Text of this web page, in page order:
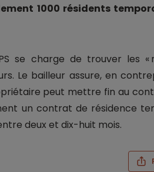
1000 résidents
se charge de trouver les «
Le bailleur assure, en
peut mettre fin au
un contrat de résidence
deux et dix-huit mois.